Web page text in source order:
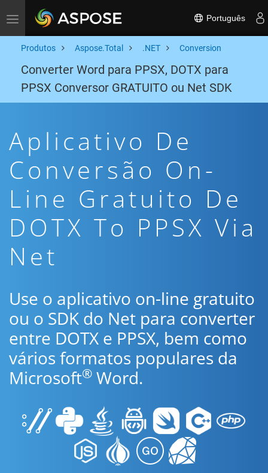
Toggle navigation Português
Produtos Aspose.Total .NET Conversion
Converter Word para PPSX, DOTX para
PPSX Conversor GRATUITO ou Net SDK
Aplicativo De
Conversão On-
Line Gratuito De
DOTX To PPSX Via
Net
Use o aplicativo on-line gratuito
ou o SDK do Net para converter
entre DOTX e PPSX, bem como
vários formatos populares da
Microsoft® Word.